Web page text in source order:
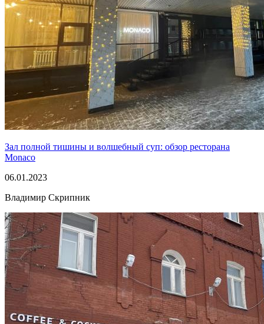
Зал полной тишины и волшебный суп: обзор ресторана
Monaco
06.01.2023
Владимир Скрипник